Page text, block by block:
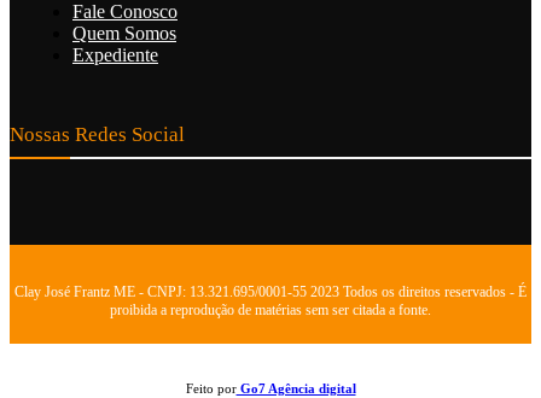
Fale Conosco
Quem Somos
Expediente
Nossas Redes Social
Clay José Frantz ME - CNPJ: 13.321.695/0001-55 2023 Todos os direitos reservados - É
proibida a reprodução de matérias sem ser citada a fonte.
Feito porGo7 Agência digital